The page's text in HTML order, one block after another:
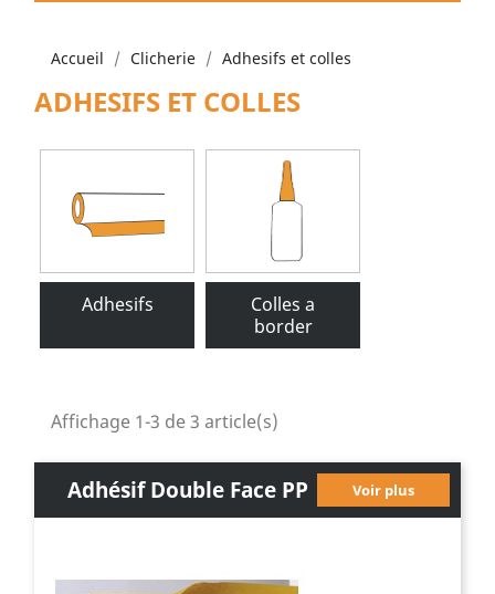
Accueil Clicherie Adhesifs et colles
ADHESIFS ET COLLES
Adhesifs
Colles a
border
Affichage 1-3 de 3 article(s)
Adhésif Double Face PP Voir plus